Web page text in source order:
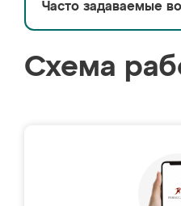
Часто задаваемые
Схема